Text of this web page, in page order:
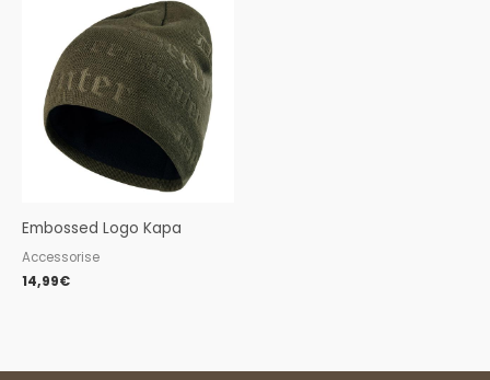
Embossed Logo Kapa
Accessorise
14,99€